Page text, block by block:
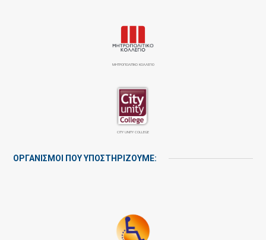
ΜΗΤΡΟΠΟΛΙΤΙΚΟ ΚΟΛΛΕΓΙΟ
CITY UNITY COLLEGE
ΟΡΓΑΝΙΣΜΟΙ ΠΟΥ ΥΠΟΣΤΗΡΙΖΟΥΜΕ: